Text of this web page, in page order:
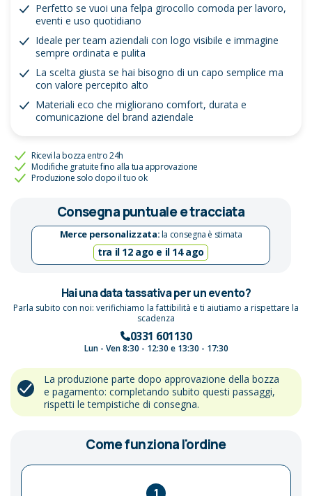
Perfetto se vuoi una felpa girocollo comoda per lavoro,
eventi e uso quotidiano
Ideale per team aziendali con logo visibile e immagine
sempre ordinata e pulita
La scelta giusta se hai bisogno di un capo semplice ma
con valore percepito alto
Materiali eco che migliorano comfort, durata e
comunicazione del brand aziendale
Ricevi la bozza entro 24h
Modifiche gratuite fino alla tua approvazione
Produzione solo dopo il tuo ok
Consegna puntuale e tracciata
Merce personalizzata:la consegna è stimata
tra il 12 ago e il 14 ago
Hai una data tassativa per un evento?
Parla subito con noi: verifichiamo la fattibilità e ti aiutiamo a rispettare la
scadenza
0331 601130
Lun - Ven 8:30 - 12:30 e 13:30 - 17:30
La produzione parte dopo approvazione della bozza
e pagamento: completando subito questi passaggi,
rispetti le tempistiche di consegna.
Come funziona l'ordine